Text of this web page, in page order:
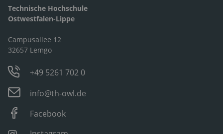
Technische Hochschule
Ostwestfalen-Lippe
Campusallee 12
32657 Lemgo
+49 5261 702 0
info@th-owl.de
Facebook